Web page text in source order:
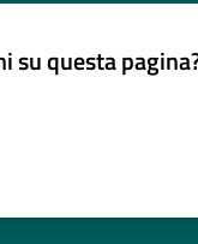
su questa